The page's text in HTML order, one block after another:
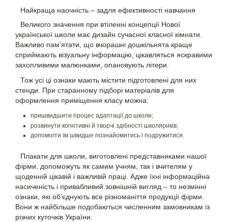
Найкраща наочність – задля ефективності навчання
Великого значення при втіленні концепції Нової
української школи має дизайн сучасної класної кімнати.
Важливо пам’ятати, що вчорашні дошкільнята краще
сприймають візуальну інформацію, цікавляться яскравими
захопливими малюнками, опановують літери.
Тож усі ці ознаки мають містити підготовлені для них
стенди. При старанному підборі матеріалів для
оформлення приміщення класу можна:
пришвидшити процес адаптації до школи;
розвинути когнітивні й творчі здібності школяриків;
допомогти їм швидше познайомитись і подружитися.
Плакати для школи, виготовлені представниками нашої
фірми, допоможуть як самим учням, так і вчителям у
щоденній цікавій і важливій праці. Адже їхні інформаційна
насиченість і привабливий зовнішній вигляд – то незмінні
ознаки, які об’єднують все різноманіття продукції фірми.
Вони ж найбільше подобаються численним замовникам із
різних куточків України.